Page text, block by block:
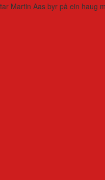
Martin Aas byr på ein haug